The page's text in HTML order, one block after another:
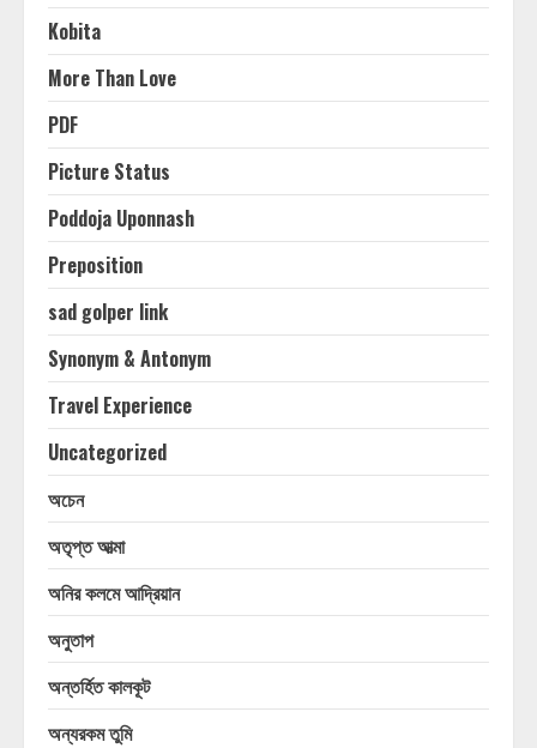
Kobita
More Than Love
PDF
Picture Status
Poddoja Uponnash
Preposition
sad golper link
Synonym & Antonym
Travel Experience
Uncategorized
অচেন
অতৃপ্ত আত্মা
অনির কলমে আদ্রিয়ান
অনুতাপ
অন্তর্হিত কালকূট
অন্যরকম তুমি